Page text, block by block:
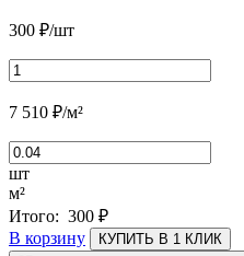
300 ₽/шт
7 510 ₽/м²
шт
м²
Итого: 300 ₽
В корзину
КУПИТЬ В 1 КЛИК